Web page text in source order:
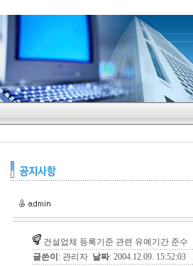
건설업체 등록기준 관련 유예기간 준수
글쓴이 : 관리자 날짜: 2004.12.09. 15:52:03